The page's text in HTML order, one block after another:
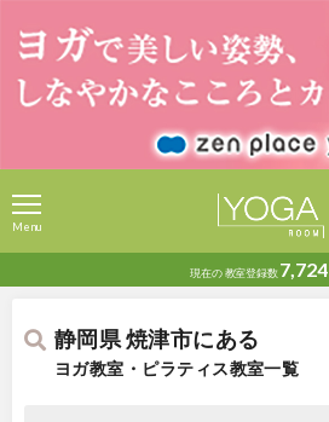
現在の教室登録数 7,724
Menu
静岡県 焼津市にある
ヨガ教室・ピラティス教室一覧